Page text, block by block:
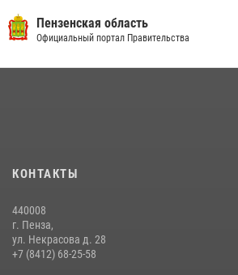
Пензенский спецназ Росгвардии готовит
этапу «Зарницы 2.0» (видео)
сборов «Гвардеец» с вооружением и техникой
Начальник Управления Росгвардии по
Пучков посетил 55-й Всероссийский
Пензенская область
Официальный портал Правительства
КОНТАКТЫ
440008
г. Пенза,
ул. Некрасова д. 28
+7 (8412) 68-25-58